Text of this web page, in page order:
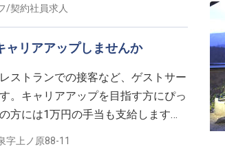
/契約社員求人
ャリアアップしませんか
ストランでの接客など、ゲストサー
。キャリアアップを目指す方にぴっ
方には1万円の手当も支給します。
テルです。「モダンジャパニーズ」
空間を提供しています。※この求人
字上ノ原88-11